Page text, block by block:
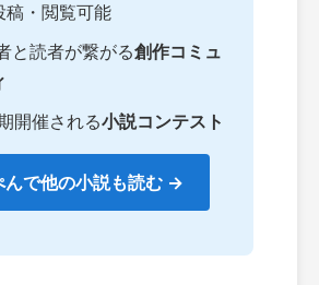
稿・閲覧可能
と読者が繋がる創作コミュ
開催される小説コンテスト
んで他の小説も読む →